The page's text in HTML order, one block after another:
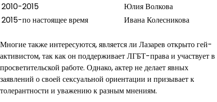
2010-2015
Юлия Волкова
2015-по настоящее время
Ивана Колесникова
Многие также интересуются, является ли Лазарев открыто гей-
активистом, так как он поддерживает ЛГБТ-права и участвует в
просветительской работе. Однако, актер не делает явных
заявлений о своей сексуальной ориентации и призывает к
толерантности и уважению к разным мнениям.